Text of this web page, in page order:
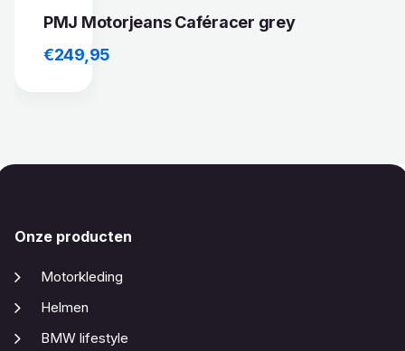
PMJ Motorjeans Caféracer grey
€249,95
Onze producten
Motorkleding
Helmen
BMW lifestyle